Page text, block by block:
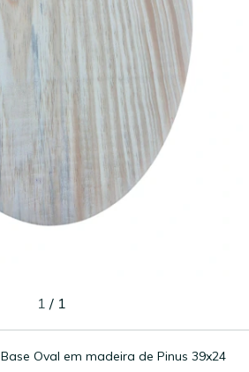
1 / 1
Base Oval em madeira de Pinus 39x24